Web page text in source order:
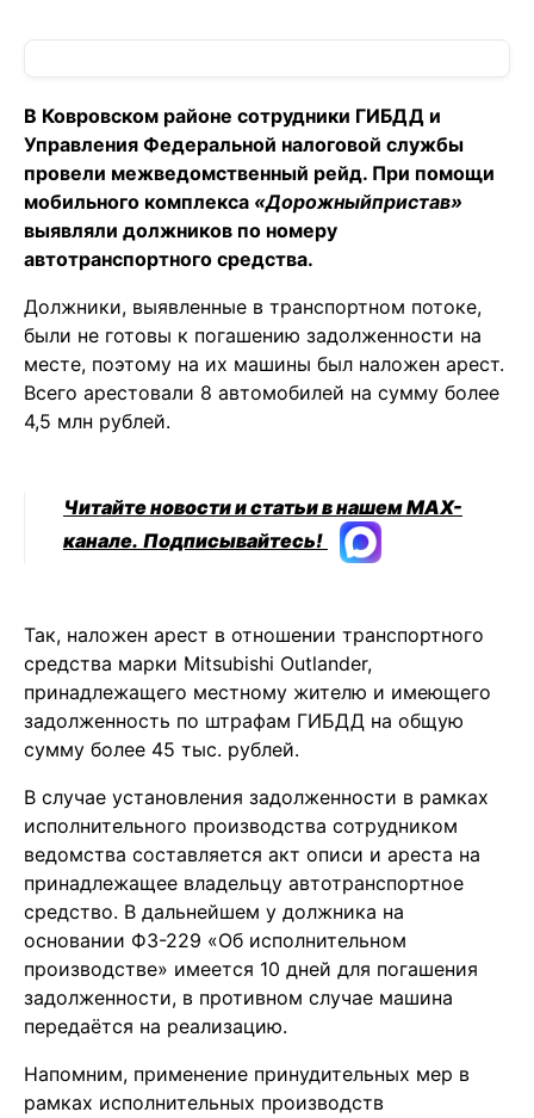
В Ковровском районе сотрудники ГИБДД и
Управления Федеральной налоговой службы
провели межведомственный рейд. При помощи
мобильного комплекса «Дорожныйпристав»
выявляли должников по номеру
автотранспортного средства.
Должники, выявленные в транспортном потоке,
были не готовы к погашению задолженности на
месте, поэтому на их машины был наложен арест.
Всего арестовали 8 автомобилей на сумму более
4,5 млн рублей.
Читайте новости и статьи в нашем MAX-
канале. Подписывайтесь!
Так, наложен арест в отношении транспортного
средства марки Mitsubishi Outlander,
принадлежащего местному жителю и имеющего
задолженность по штрафам ГИБДД на общую
сумму более 45 тыс. рублей.
В случае установления задолженности в рамках
исполнительного производства сотрудником
ведомства составляется акт описи и ареста на
принадлежащее владельцу автотранспортное
средство. В дальнейшем у должника на
основании ФЗ-229 «Об исполнительном
производстве» имеется 10 дней для погашения
задолженности, в противном случае машина
передаётся на реализацию.
Напомним, применение принудительных мер в
рамках исполнительных производств